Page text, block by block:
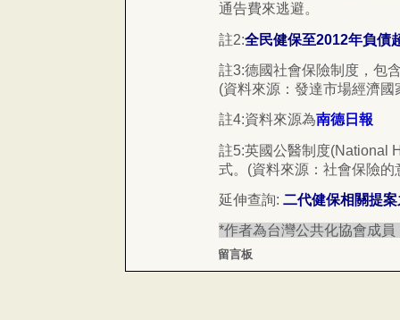
通告費來逃避。
註2:全民健保至2012年負債
註3:德國社會保險制度，包
(資料來源：發達市場經濟
註4:資料來源為南德日報
註5:英國公醫制度(National
式。(資料來源：社會保險
延伸查詢: 二代健保相關提
*作者為台灣公共化協會成
留言板